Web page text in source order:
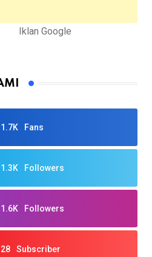
Iklan Google
1.7K Fans
1.3K Followers
1.6K Followers
28 Subscriber